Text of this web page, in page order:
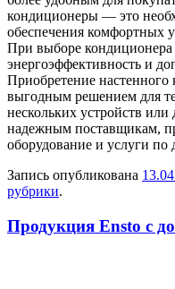
кондиционеры — это
обеспечения комфортных
При выборе кондиционера
энергоэффективность и
Приобретение
выгодным решением для
нескольких устройств
надежным поставщикам,
оборудование и услуги по
Запись опубликована
рубрики.
Продукция Ensto с